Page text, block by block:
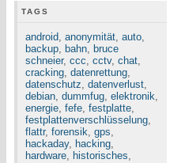
TAGS
android, anonymität, auto,
backup, bahn, bruce
schneier, ccc, cctv, chat,
cracking, datenrettung,
datenschutz, datenverlust,
debian, dummfug, elektronik,
energie, fefe, festplatte,
festplattenverschlüsselung,
flattr, forensik, gps,
hackaday, hacking,
hardware, historisches,